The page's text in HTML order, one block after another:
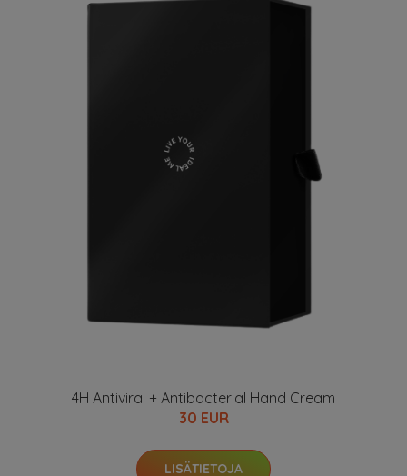
4H Antiviral + Antibacterial Hand Cream
30 EUR
LISÄTIETOJA